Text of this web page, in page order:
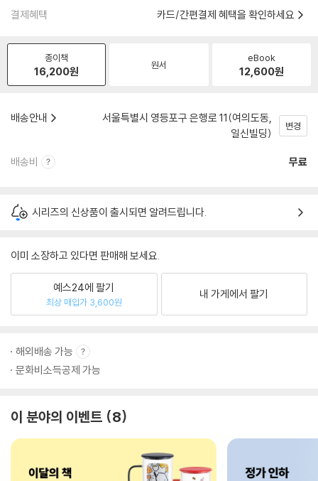
결제혜택 카드/간편결제 혜택을 확인하세요
종이책
16,200원 원서
eBook
12,600원
배송안내
서울특별시 영등포구 은행로 11(여의도동,
일신빌딩)
변경
배송비 무료
시리즈의 신상품이 출시되면 알려드립니다.
이미 소장하고 있다면 판매해 보세요.
예스24에 팔기
최상 매입가 3,600원
내 가게에서 팔기
해외배송 가능
문화비소득공제 가능
이 분야의 이벤트 8